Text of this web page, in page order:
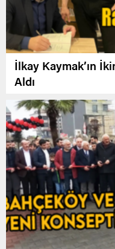
İlkay Kaymak’ın
Aldı